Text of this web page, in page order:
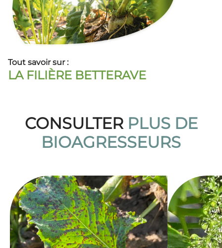
Tout savoir sur :
LA FILIÈRE BETTERAVE
CONSULTER PLUS DE
BIOAGRESSEURS